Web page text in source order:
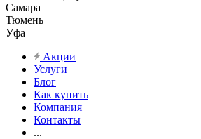
Самара
Тюмень
Уфа
Акции
Услуги
Блог
Как купить
Компания
Контакты
...